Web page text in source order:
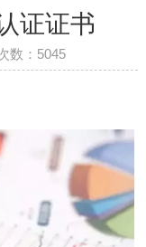
证证书
数： 5045